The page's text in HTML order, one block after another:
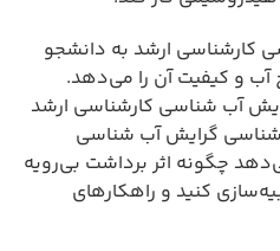
کارشناسی ارشد به دانشجو
و کیفیت آن را می‌دهد.
آب شناسی کارشناسی ارشد
شناسی گرایش آب شناسی
چگونه اثر برداشت بی‌رویه
کنید و راهکارهای